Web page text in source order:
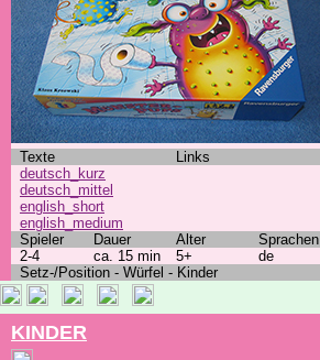
Texte Links
deutsch_kurz
deutsch_mittel
english_short
english_medium
Spieler Dauer Alter Sprachen
2-4
ca. 15 min 5+ de
Setz-/Position - Würfel - Kinder
KINDER